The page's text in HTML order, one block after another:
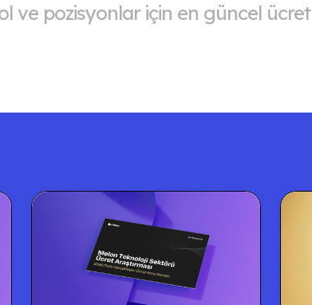
ve pozisyonlar için en güncel